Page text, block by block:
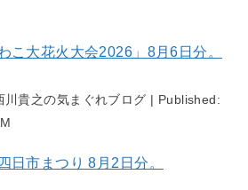
こ大花火大会2026」8月6日分。
川貴之の気まぐれブログ | Published:
日市まつり 8月2日分。